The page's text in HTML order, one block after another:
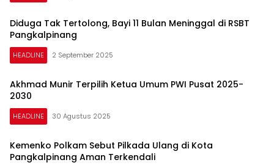
Diduga Tak Tertolong, Bayi 11 Bulan Meninggal di RSBT
Pangkalpinang
HEADLINE 2 September 2025
Akhmad Munir Terpilih Ketua Umum PWI Pusat 2025-
2030
HEADLINE 30 Agustus 2025
Kemenko Polkam Sebut Pilkada Ulang di Kota
Pangkalpinang Aman Terkendali